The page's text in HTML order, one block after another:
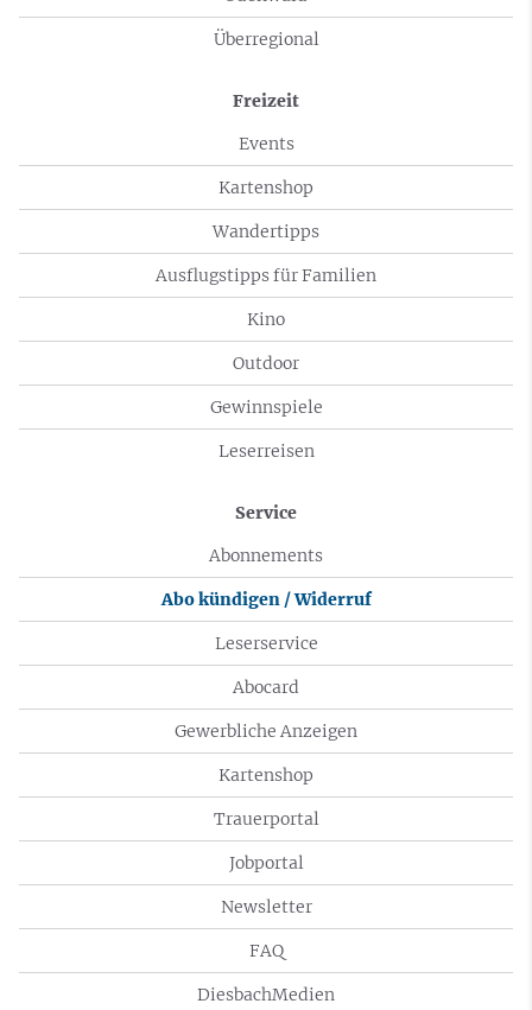
Überregional
Freizeit
Events
Kartenshop
Wandertipps
Ausflugstipps für Familien
Kino
Outdoor
Gewinnspiele
Leserreisen
Service
Abonnements
Abo kündigen / Widerruf
Leserservice
Abocard
Gewerbliche Anzeigen
Kartenshop
Trauerportal
Jobportal
Newsletter
FAQ
DiesbachMedien